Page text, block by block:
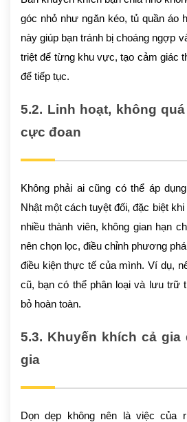
góc nhỏ như ngăn kéo, tủ quần áo
này giúp bạn tránh bị choáng ngợp
triệt để từng khu vực, tạo cảm giác
để tiếp tục.
5.2. Linh hoạt, không
cực đoan
Không phải ai cũng có thể áp
Nhật một cách tuyệt đối, đặc biệt
nhiều thành viên, không gian hạn
nên chọn lọc, điều chỉnh phương
điều kiện thực tế của mình. Ví dụ,
cũ, bạn có thể phân loại và lưu trữ
bỏ hoàn toàn.
5.3. Khuyến khích cả gia
gia
Dọn dẹp không nên là việc của